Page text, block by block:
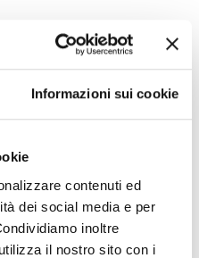
Informazioni sui cookie
contenuti ed
dei social media e per
inoltre
il nostro sito con i
concerto per il Versilia
a Seravezza. Il quartetto
Rolff contrabbasso.
dei Marmi e Seravezza
il Festival sara’
al Forte e dell’Area